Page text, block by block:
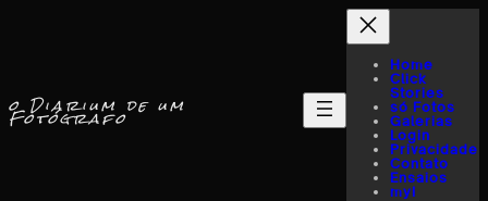
o Diarium de um
Fotógrafo
Home
Click
Stories
só Fotos
Galerias
Login
Privacidade
Contato
Ensaios
myI